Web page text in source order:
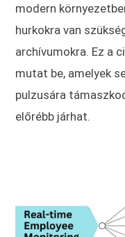
modern
hurkokra van
archívumokra. Ez a
mutat be, amelyek
pulzusára
előrébb járhat.